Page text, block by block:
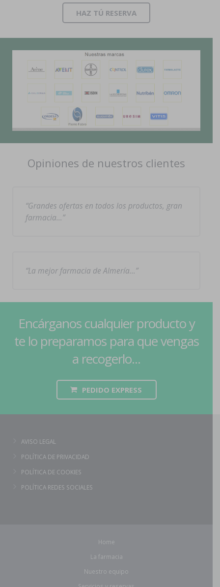
HAZ TÚ RESERVA
Opiniones de nuestros clientes
Grandes ofertas en todos los productos, gran
farmacia…
La mejor farmacia de Almería…
Encárganos cualquier producto y
te lo preparamos para que vengas
a recogerlo...
PEDIDO EXPRESS
AVISO LEGAL
POLÍTICA DE PRIVACIDAD
POLÍTICA DE COOKIES
POLÍTICA REDES SOCIALES
Home
La farmacia
Nuestro equipo